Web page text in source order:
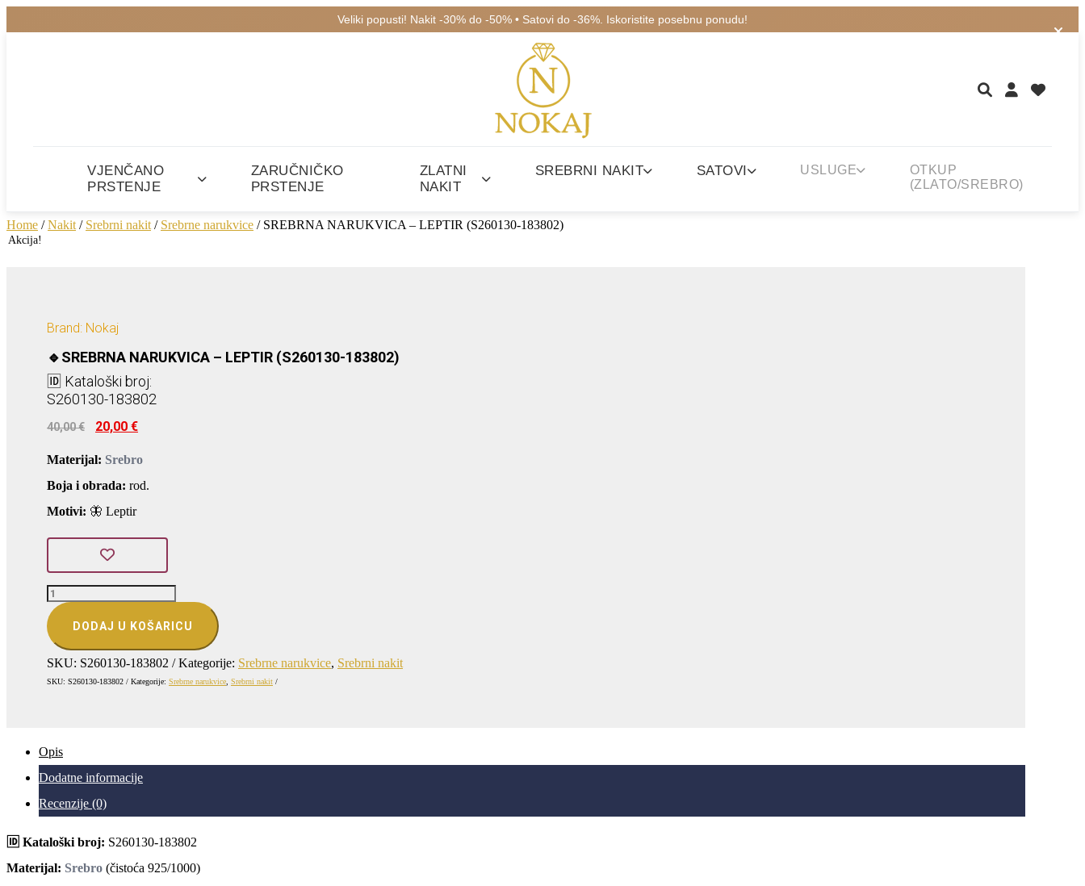
Veliki popusti! Nakit -30% do -50% • Satovi do -36%. Iskoristite posebnu ponudu!
VJENČANO
PRSTENJE
ZARUČNIČKO
PRSTENJE
ZLATNI
NAKIT
SREBRNI NAKIT SATOVI USLUGE
OTKUP
(ZLATO/SREBRO)
Home /Nakit / Srebrni nakit / Srebrne narukvice / SREBRNA NARUKVICA – LEPTIR (S260130-183802)
Akcija!
Brand: Nokaj
🔹SREBRNA NARUKVICA – LEPTIR (S260130-183802)
🆔 Kataloški broj:
S260130-183802
40,00€
Izvorna
cijena
je:
20,00 €
Materijal: Srebro
Boja i obrada: rod.
Motivi: 🦋 Leptir
SREBRNA
NARUKVICA
-
LEPTIR
(S260130-
količina
DODAJ U KOŠARICU
SKU: S260130-183802 Kategorije: Srebrne narukvice, Srebrni nakit
SKU: S260130-183802 Kategorije: Srebrne narukvice Srebrni nakit
Opis
Dodatne informacije
Recenzije (0)
🆔 Kataloški broj: S260130-183802
Materijal: Srebro (čistoća 925/1000)